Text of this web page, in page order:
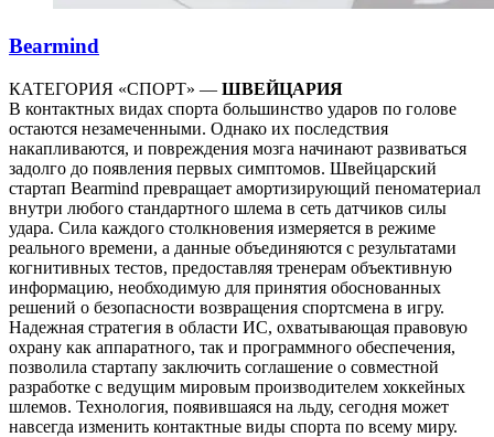
Bearmind
КАТЕГОРИЯ «СПОРТ» — ШВЕЙЦАРИЯ
В контактных видах спорта большинство ударов по голове
остаются незамеченными. Однако их последствия
накапливаются, и повреждения мозга начинают развиваться
задолго до появления первых симптомов. Швейцарский
стартап Bearmind превращает амортизирующий пеноматериал
внутри любого стандартного шлема в сеть датчиков силы
удара. Сила каждого столкновения измеряется в режиме
реального времени, а данные объединяются с результатами
когнитивных тестов, предоставляя тренерам объективную
информацию, необходимую для принятия обоснованных
решений о безопасности возвращения спортсмена в игру.
Надежная стратегия в области ИС, охватывающая правовую
охрану как аппаратного, так и программного обеспечения,
позволила стартапу заключить соглашение о совместной
разработке с ведущим мировым производителем хоккейных
шлемов. Технология, появившаяся на льду, сегодня может
навсегда изменить контактные виды спорта по всему миру.